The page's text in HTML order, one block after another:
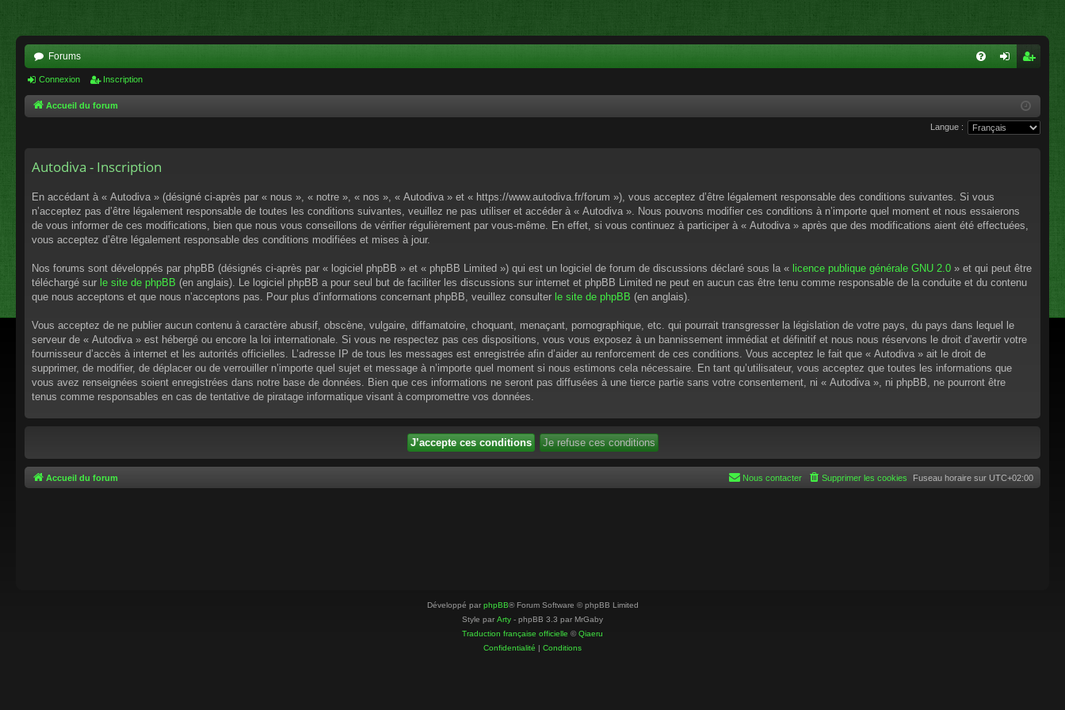
Forums
xi
cri
pti
Connexion Inscription
Accueil du forum
Langue :
Autodiva - Inscription
En accédant à « Autodiva » (désigné ci-après par « nous », « notre », « nos », « Autodiva » et « https://www.autodiva.fr/forum »), vous acceptez d’être légalement responsable des conditions suivantes. Si vous
n’acceptez pas d’être légalement responsable de toutes les conditions suivantes, veuillez ne pas utiliser et accéder à « Autodiva ». Nous pouvons modifier ces conditions à n’importe quel moment et nous essaierons
de vous informer de ces modifications, bien que nous vous conseillons de vérifier régulièrement par vous-même. En effet, si vous continuez à participer à « Autodiva » après que des modifications aient été effectuées,
vous acceptez d’être légalement responsable des conditions modifiées et mises à jour.
Nos forums sont développés par phpBB (désignés ci-après par « logiciel phpBB » et « phpBB Limited ») qui est un logiciel de forum de discussions déclaré sous la « licence publique générale GNU 2.0 » et qui peut être
téléchargé sur le site de phpBB (en anglais). Le logiciel phpBB a pour seul but de faciliter les discussions sur internet et phpBB Limited ne peut en aucun cas être tenu comme responsable de la conduite et du contenu
que nous acceptons et que nous n’acceptons pas. Pour plus d’informations concernant phpBB, veuillez consulter le site de phpBB (en anglais).
Vous acceptez de ne publier aucun contenu à caractère abusif, obscène, vulgaire, diffamatoire, choquant, menaçant, pornographique, etc. qui pourrait transgresser la législation de votre pays, du pays dans lequel le
serveur de « Autodiva » est hébergé ou encore la loi internationale. Si vous ne respectez pas ces dispositions, vous vous exposez à un bannissement immédiat et définitif et nous nous réservons le droit d’avertir votre
fournisseur d’accès à internet et les autorités officielles. L’adresse IP de tous les messages est enregistrée afin d’aider au renforcement de ces conditions. Vous acceptez le fait que « Autodiva » ait le droit de
supprimer, de modifier, de déplacer ou de verrouiller n’importe quel sujet et message à n’importe quel moment si nous estimons cela nécessaire. En tant qu’utilisateur, vous acceptez que toutes les informations que
vous avez renseignées soient enregistrées dans notre base de données. Bien que ces informations ne seront pas diffusées à une tierce partie sans votre consentement, ni « Autodiva », ni phpBB, ne pourront être
tenus comme responsables en cas de tentative de piratage informatique visant à compromettre vos données.
Accueil du forum Fuseau horaire sur UTC+02:00
Supprimer les cookies
Nous contacter
Développé par phpBB® Forum Software © phpBB Limited
Style par Arty - phpBB 3.3 par MrGaby
Traduction française officielle ©Qiaeru
Confidentialité | Conditions